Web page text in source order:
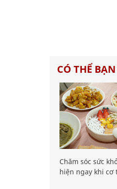
CÓ THỂ
Chăm sóc sức
hiện ngay khi cơ